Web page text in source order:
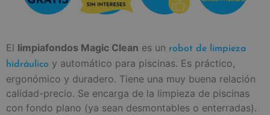
El limpiafondos Magic Clean es un robot de limpieza
hidráulico y automático para piscinas. Es práctico,
ergonómico y duradero. Tiene una muy buena relación
calidad-precio. Se encarga de la limpieza de piscinas
con fondo plano (ya sean desmontables o enterradas).